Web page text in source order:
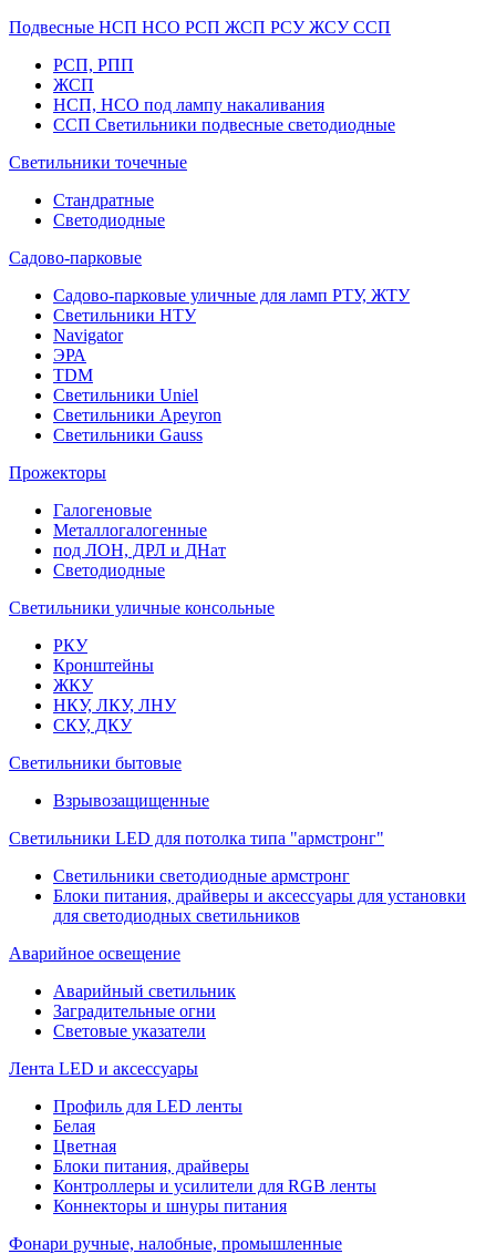
Подвесные НСП НСО РСП ЖСП РСУ ЖСУ ССП
РСП, РПП
ЖСП
НСП, НСО под лампу накаливания
ССП Светильники подвесные светодиодные
Светильники точечные
Стандратные
Светодиодные
Садово-парковые
Садово-парковые уличные для ламп РТУ, ЖТУ
Светильники НТУ
Navigator
ЭРА
TDM
Светильники Uniel
Светильники Apeyron
Светильники Gauss
Прожекторы
Галогеновые
Металлогалогенные
под ЛОН, ДРЛ и ДНат
Светодиодные
Светильники уличные консольные
РКУ
Кронштейны
ЖКУ
НКУ, ЛКУ, ЛНУ
СКУ, ДКУ
Светильники бытовые
Взрывозащищенные
Светильники LED для потолка типа "армстронг"
Светильники светодиодные армстронг
Блоки питания, драйверы и аксессуары для установки
для светодиодных светильников
Аварийное освещение
Аварийный светильник
Заградительные огни
Световые указатели
Лента LED и аксессуары
Профиль для LED ленты
Белая
Цветная
Блоки питания, драйверы
Контроллеры и усилители для RGB ленты
Коннекторы и шнуры питания
Фонари ручные, налобные, промышленные